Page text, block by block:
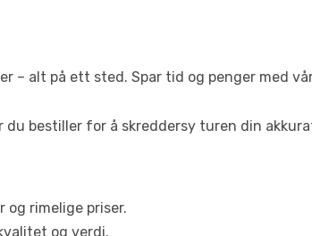
– alt på ett sted. Spar tid og penger med
bestiller for å skreddersy turen din
rimelige priser.
og verdi.